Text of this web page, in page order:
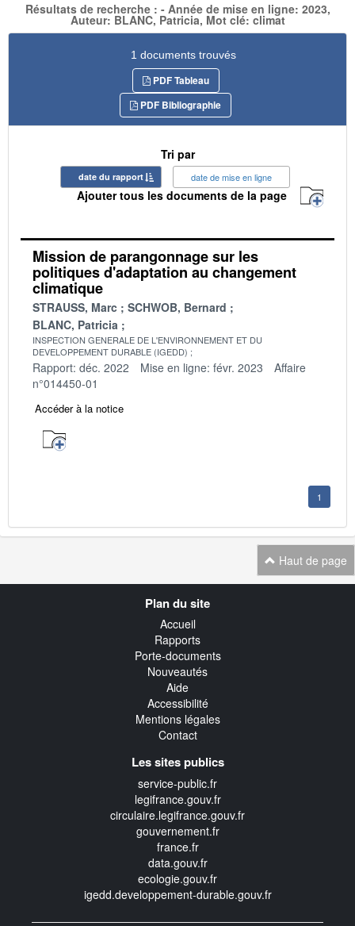
Résultats de recherche : - Année de mise en ligne: 2023,
Auteur: BLANC, Patricia, Mot clé: climat
1 documents trouvés
PDF Tableau
PDF Bibliographie
Tri par
date du rapport date de mise en ligne
Ajouter tous les documents de la page
Mission de parangonnage sur les
politiques d'adaptation au changement
climatique
STRAUSS, Marc
SCHWOB, Bernard
BLANC, Patricia
INSPECTION GENERALE DE L'ENVIRONNEMENT ET DU
DEVELOPPEMENT DURABLE (IGEDD)
Rapport: déc. 2022 Mise en ligne: févr. 2023
Affaire
n°014450-01
Accéder à la notice
1
Haut de page
Plan du site
Accueil
Rapports
Porte-documents
Nouveautés
Aide
Accessibilité
Mentions légales
Contact
Les sites publics
service-public.fr
legifrance.gouv.fr
circulaire.legifrance.gouv.fr
gouvernement.fr
france.fr
data.gouv.fr
ecologie.gouv.fr
igedd.developpement-durable.gouv.fr